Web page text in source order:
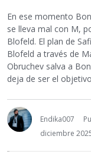
En ese momento
se lleva mal con M,
Blofeld. El plan de
Blofeld a través de
Obruchev salva a
deja de ser el
Endika007
diciembre